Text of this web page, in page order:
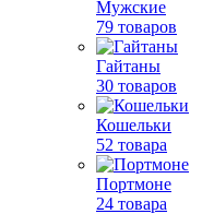
Мужские
79 товаров
Гайтаны
30 товаров
Кошельки
52 товара
Портмоне
24 товара